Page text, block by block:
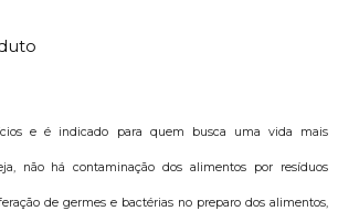
e é indicado para quem busca uma vida mais
não há contaminação dos alimentos por resíduos
de germes e bactérias no preparo dos alimentos,